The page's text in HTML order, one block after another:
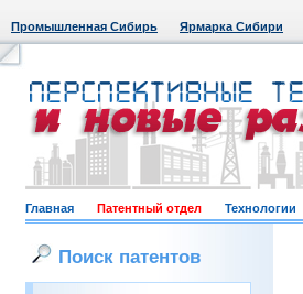
Промышленная Сибирь Ярмарка Сибири
Главная Патентный отдел Технологии
Поиск патентов